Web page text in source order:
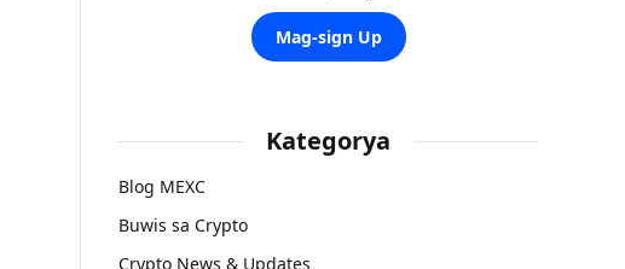
Mag-sign Up
Kategorya
Blog MEXC
Buwis sa Crypto
Crypto News & Updates